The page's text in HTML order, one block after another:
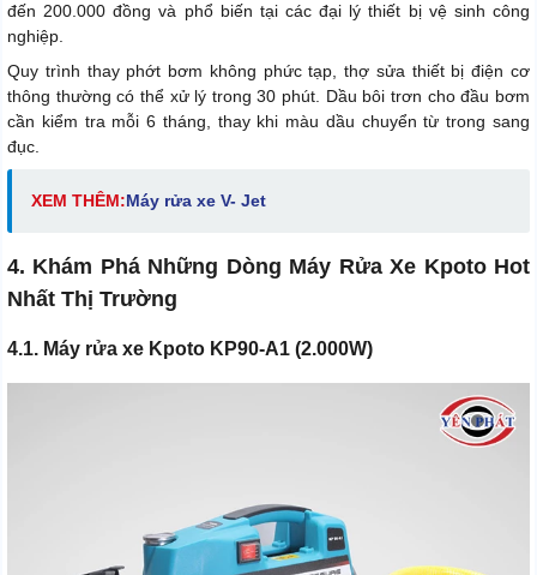
đến 200.000 đồng và phổ biến tại các đại lý thiết bị vệ sinh công
nghiệp.
Quy trình thay phớt bơm không phức tạp, thợ sửa thiết bị điện cơ
thông thường có thể xử lý trong 30 phút. Dầu bôi trơn cho đầu bơm
cần kiểm tra mỗi 6 tháng, thay khi màu dầu chuyển từ trong sang
đục.
XEM THÊM:Máy rửa xe V- Jet
4. Khám Phá Những Dòng Máy Rửa Xe Kpoto Hot
Nhất Thị Trường
4.1. Máy rửa xe Kpoto KP90-A1 (2.000W)